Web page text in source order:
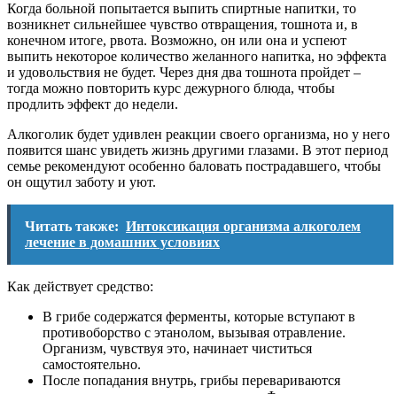
Когда больной попытается выпить спиртные напитки, то
возникнет сильнейшее чувство отвращения, тошнота и, в
конечном итоге, рвота. Возможно, он или она и успеют
выпить некоторое количество желанного напитка, но эффекта
и удовольствия не будет. Через дня два тошнота пройдет –
тогда можно повторить курс дежурного блюда, чтобы
продлить эффект до недели.
Алкоголик будет удивлен реакции своего организма, но у него
появится шанс увидеть жизнь другими глазами. В этот период
семье рекомендуют особенно баловать пострадавшего, чтобы
он ощутил заботу и уют.
Читать также: Интоксикация организма алкоголем
лечение в домашних условиях
Как действует средство:
В грибе содержатся ферменты, которые вступают в
противоборство с этанолом, вызывая отравление.
Организм, чувствуя это, начинает чиститься
самостоятельно.
После попадания внутрь, грибы перевариваются